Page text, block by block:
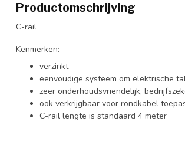
Productomschrijving
C-rail
Kenmerken:
verzinkt
eenvoudige systeem om elektrische
zeer onderhoudsvriendelijk,
ook verkrijgbaar voor rondkabel
C-rail lengte is standaard 4 meter